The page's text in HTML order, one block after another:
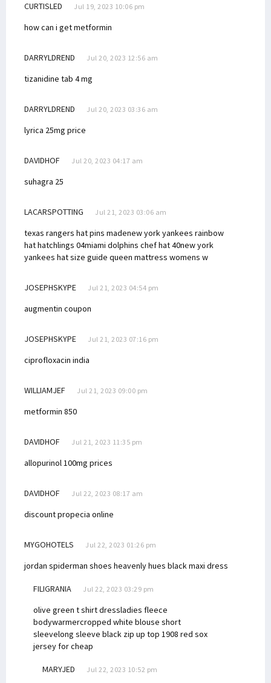
CURTISLED Jul 19, 2023 10:06 pm
how can i get metformin
DARRYLDREND Jul 20, 2023 12:56 am
tizanidine tab 4 mg
DARRYLDREND Jul 20, 2023 03:36 am
lyrica 25mg price
DAVIDHOF Jul 20, 2023 04:17 am
suhagra 25
LACARSPOTTING Jul 21, 2023 03:06 am
texas rangers hat pins madenew york yankees rainbow
hat hatchlings 04miami dolphins chef hat 40new york
yankees hat size guide queen mattress womens w
JOSEPHSKYPE Jul 21, 2023 04:54 pm
augmentin coupon
JOSEPHSKYPE Jul 21, 2023 07:16 pm
ciprofloxacin india
WILLIAMJEF Jul 21, 2023 09:00 pm
metformin 850
DAVIDHOF Jul 21, 2023 11:35 pm
allopurinol 100mg prices
DAVIDHOF Jul 22, 2023 08:17 am
discount propecia online
MYGOHOTELS Jul 22, 2023 01:26 pm
jordan spiderman shoes heavenly hues black maxi dress
FILIGRANIA Jul 22, 2023 03:29 pm
olive green t shirt dressladies fleece
bodywarmercropped white blouse short
sleevelong sleeve black zip up top 1908 red sox
jersey for cheap
MARYJED Jul 22, 2023 10:52 pm